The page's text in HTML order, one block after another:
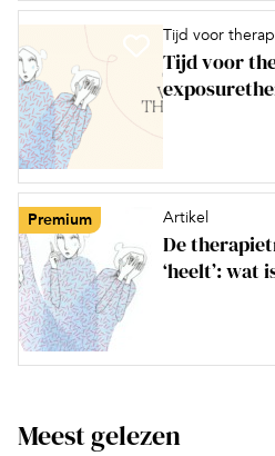
Tijd voor
Tijd voor
Premium Artikel
De
‘heelt’: wat
Meest gelezen